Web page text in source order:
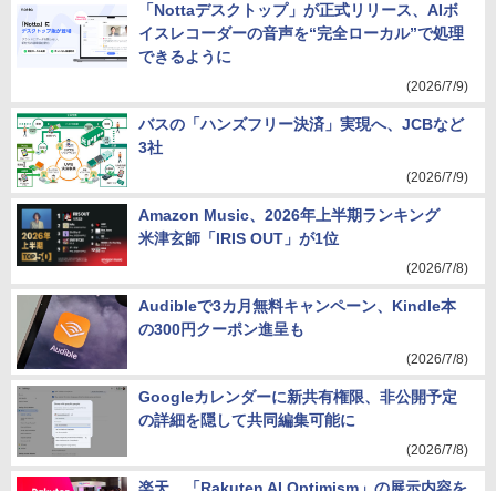
「Nottaデスクトップ」が正式リリース、AIボ
イスレコーダーの音声を“完全ローカル”で処理
できるように
(2026/7/9)
バスの「ハンズフリー決済」実現へ、JCBなど
3社
(2026/7/9)
Amazon Music、2026年上半期ランキング
米津玄師「IRIS OUT」が1位
(2026/7/8)
Audibleで3カ月無料キャンペーン、Kindle本
の300円クーポン進呈も
(2026/7/8)
Googleカレンダーに新共有権限、非公開予定
の詳細を隠して共同編集可能に
(2026/7/8)